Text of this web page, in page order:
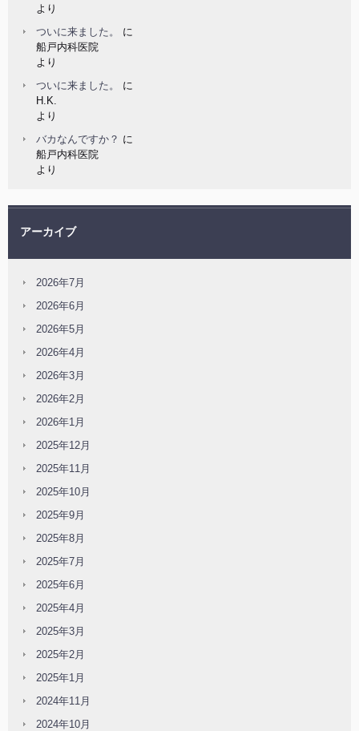
より
ついに来ました。
に
船戸内科医院
より
ついに来ました。
に
H.K.
より
バカなんですか？ に
船戸内科医院
より
アーカイブ
2026年7月
2026年6月
2026年5月
2026年4月
2026年3月
2026年2月
2026年1月
2025年12月
2025年11月
2025年10月
2025年9月
2025年8月
2025年7月
2025年6月
2025年4月
2025年3月
2025年2月
2025年1月
2024年11月
2024年10月